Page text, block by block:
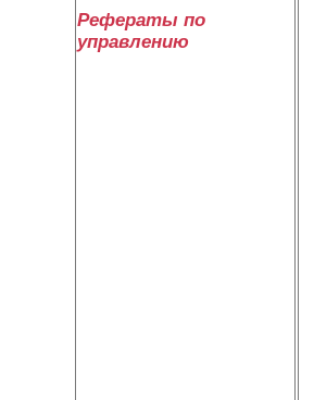
Рефераты по
управлению